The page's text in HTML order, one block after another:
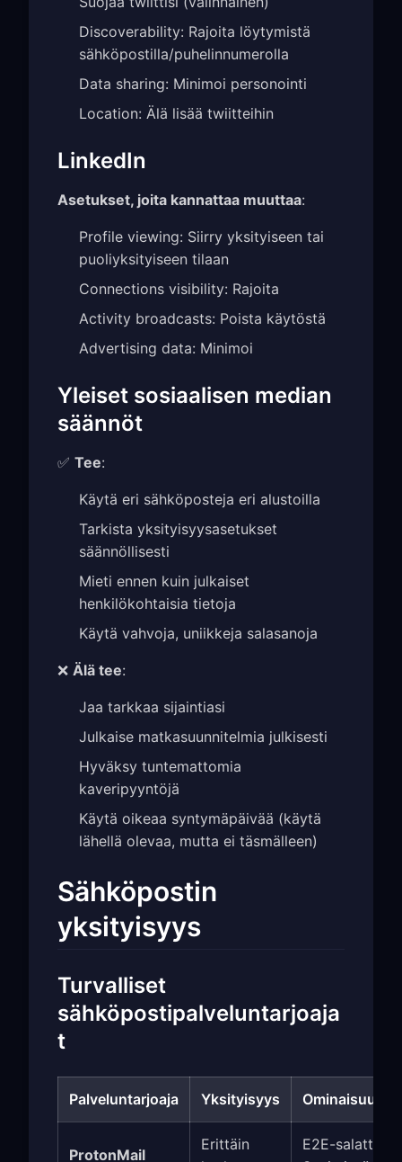
Discoverability: Rajoita löytymistä
sähköpostilla/puhelinnumerolla
Data sharing: Minimoi personointi
Location: Älä lisää twiitteihin
LinkedIn
Asetukset, joita kannattaa muuttaa:
Profile viewing: Siirry yksityiseen tai
puoliyksityiseen tilaan
Connections visibility: Rajoita
Activity broadcasts: Poista käytöstä
Advertising data: Minimoi
Yleiset sosiaalisen median
säännöt
✅ Tee:
Käytä eri sähköposteja eri alustoilla
Tarkista yksityisyysasetukset
säännöllisesti
Mieti ennen kuin julkaiset
henkilökohtaisia tietoja
Käytä vahvoja, uniikkeja salasanoja
❌ Älä tee:
Jaa tarkkaa sijaintiasi
Julkaise matkasuunnitelmia julkisesti
Hyväksy tuntemattomia
kaveripyyntöjä
Käytä oikeaa syntymäpäivää (käytä
lähellä olevaa, mutta ei täsmälleen)
Sähköpostin
yksityisyys
Turvalliset
sähköpostipalveluntarjoaja
t
Palveluntarjoaja Yksityisyys Ominaisuudet
ProtonMail
Erittäin
E2E-salattu,